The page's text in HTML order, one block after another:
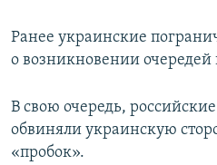
Ранее украинские
о возникновении
В свою очередь,
обвиняли украинскую
«пробок».